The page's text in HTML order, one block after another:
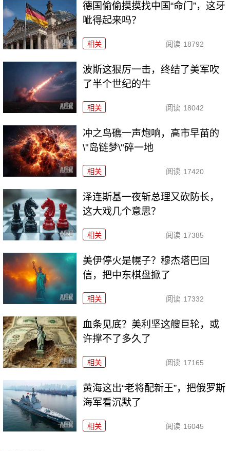
德国偷偷摸摸找中国“命门”，这牙
呲得起来吗？
相关 阅读 18792
波斯这狠厉一击，终结了美军吹
了半个世纪的牛
相关 阅读 18042
冲之鸟礁一声炮响，高市早苗的
\"岛链梦\"碎一地
相关 阅读 17420
泽连斯基一夜斩总理又砍防长，
这大戏几个意思？
相关 阅读 17385
美伊停火是幌子？穆杰塔巴回
信，把中东棋盘掀了
相关 阅读 17332
血条见底？美利坚这艘巨轮，或
许撑不了多久了
相关 阅读 17165
黄海这出“老将配新王”，把俄罗斯
海军看沉默了
相关 阅读 16045